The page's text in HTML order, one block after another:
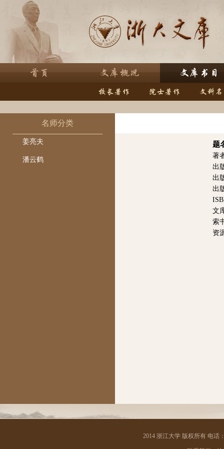
名师分类
姜亮夫
潘云鹤
题
著
出
出
出
文
索
资
2014 浙江大学 版权所有 电话